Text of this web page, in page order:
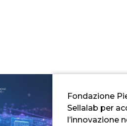
Fondazione
Sellalab per
l’innovazione